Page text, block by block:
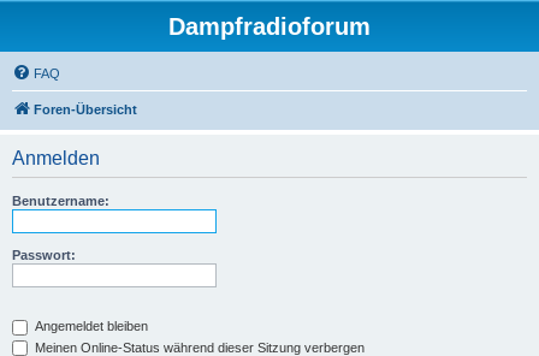
Dampfradioforum
FAQ
Foren-Übersicht
Anmelden
Benutzername:
Passwort:
Angemeldet bleiben
Meinen Online-Status während dieser Sitzung verbergen